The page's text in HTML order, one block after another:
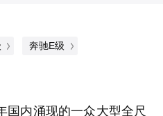
奔驰E级
国内涌现的一众大型全尺